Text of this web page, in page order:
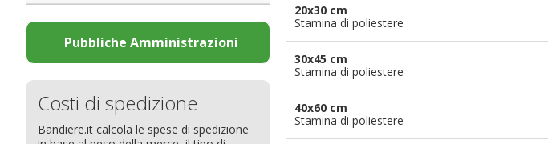
Bandiere Pubblicitarie
Natale e altre festività
Bandiere etniche e religiose
Bandiere per sbandieratori
Bandiere per barche
Bandiere per hotel
Bandiere per eventi
Bandiere per biciclette
La bandiera
Come disporre le bandiere
Dimensioni delle bandiere
Come piegare il tricolore
Pubbliche Amministrazioni
Costi di spedizione
Bandiere.it calcola le spese di spedizione
20x30 cm
Stamina di poliestere
30x45 cm
Stamina di poliestere
40x60 cm
Stamina di poliestere